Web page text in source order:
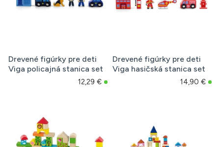
Drevené figúrky pre deti
Viga policajná stanica set
12,29 €
Drevené figúrky pre deti
Viga hasičská stanica set
14,90 €